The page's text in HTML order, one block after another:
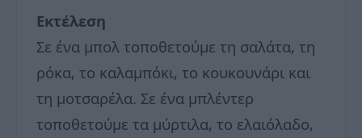
Εκτέλεση
Σε ένα μπολ τοποθετούμε τη σαλάτα, τη
ρόκα, το καλαμπόκι, το κουκουνάρι και
τη μοτσαρέλα. Σε ένα μπλέντερ
τοποθετούμε τα μύρτιλα, το ελαιόλαδο,